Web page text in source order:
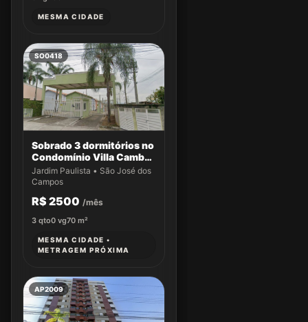
MESMA CIDADE
SO0418
Sobrado 3 dormitórios no
Condomínio Villa Cambuí
- Casa 033
Jardim Paulista • São José dos
Campos
R$ 2500 /mês
3 qto0 vg70 m²
MESMA CIDADE •
METRAGEM PRÓXIMA
AP2009